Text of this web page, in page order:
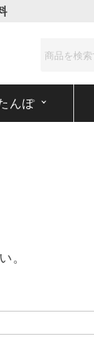
んぽ
。